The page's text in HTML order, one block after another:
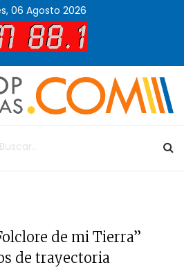
06 Agosto 2026
de mi Tierra”
de trayectoria